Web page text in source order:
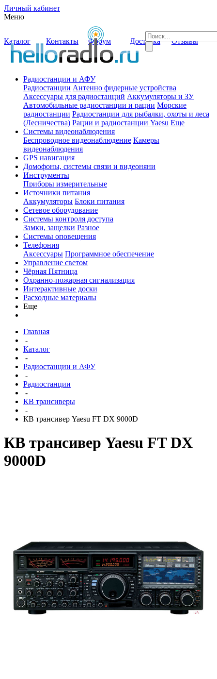
Личный кабинет
Меню
Каталог Контакты Форум Доставка Отзывы
Радиостанции и АФУ
Радиостанции Антенно фидерные устройства
Аксессуары для радиостанций Аккумуляторы и ЗУ
Автомобильные радиостанции и рации Морские
радиостанции Радиостанции для рыбалки, охоты и леса
(Лесничества) Рации и радиостанции Yaesu Еще
Системы видеонаблюдения
Беспроводное видеонаблюдение Камеры
видеонаблюдения
GPS навигация
Домофоны, системы связи и видеоняни
Инструменты
Приборы измерительные
Источники питания
Аккумуляторы Блоки питания
Сетевое оборудование
Системы контроля доступа
Замки, защелки Разное
Системы оповещения
Телефония
Аксессуары Программное обеспечение
Управление светом
Чёрная Пятница
Охранно-пожарная сигнализация
Интерактивные доски
Расходные материалы
Еще
Главная
-
Каталог
-
Радиостанции и АФУ
-
Радиостанции
-
КВ трансиверы
-
КВ трансивер Yaesu FT DX 9000D
КВ трансивер Yaesu FT DX
9000D